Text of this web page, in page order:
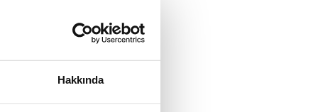
Hakkında